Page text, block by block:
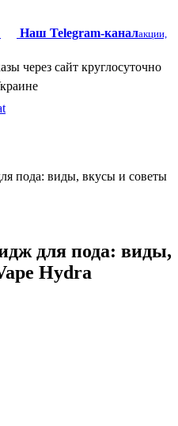
Наш Telegram-каналакции,
через сайт круглосуточно
пода: виды, вкусы и советы
для пода: виды,
Hydra